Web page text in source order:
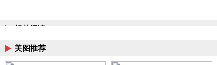
相关阅读
美图推荐